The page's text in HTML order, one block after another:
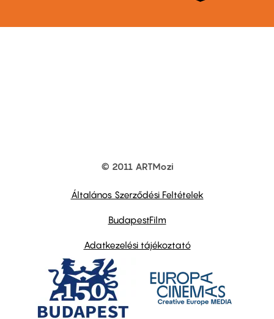
© 2011 ARTMozi
Általános Szerződési Feltételek
BudapestFilm
Adatkezelési tájékoztató